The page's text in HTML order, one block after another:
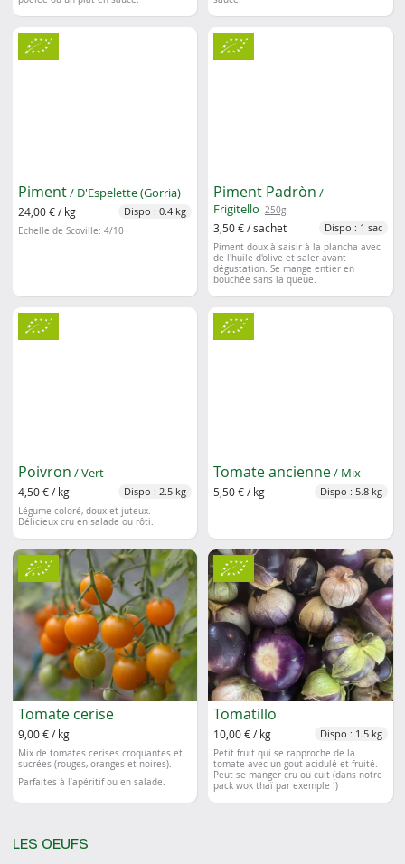
Piment/ D'Espelette (Gorria)
24,00 € / kg Dispo : 0.4 kg
Echelle de Scoville: 4/10
Piment Padròn /
Frigitello
250g
3,50 € / sachet Dispo : 1 sac
Piment doux à saisir à la plancha avec
de l'huile d'olive et saler avant
dégustation. Se mange entier en
bouchée sans la queue.
pour l'apéro pour 3/4 personnes.
Poivron / Vert
4,50 € / kg Dispo : 2.5 kg
Légume coloré, doux et juteux.
Délicieux cru en salade ou rôti.
Tomate ancienne/ Mix
5,50 € / kg Dispo : 5.8 kg
Tomate cerise
9,00 € / kg
Mix de tomates cerises croquantes et
sucrées (rouges, oranges et noires).
Parfaites à l’apéritif ou en salade.
Tomatillo
10,00 € / kg Dispo : 1.5 kg
Petit fruit qui se rapproche de la
tomate avec un gout acidulé et fruité.
Peut se manger cru ou cuit (dans notre
pack wok thaï par exemple !)
LES OEUFS